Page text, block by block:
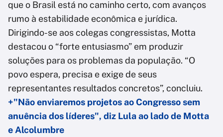
que o Brasil está no caminho certo, com avanços
rumo à estabilidade econômica e jurídica.
Dirigindo-se aos colegas congressistas, Motta
destacou o “forte entusiasmo” em produzir
soluções para os problemas da população. “O
povo espera, precisa e exige de seus
representantes resultados concretos”, concluiu.
+"Não enviaremos projetos ao Congresso sem
anuência dos líderes", diz Lula ao lado de Motta
e Alcolumbre